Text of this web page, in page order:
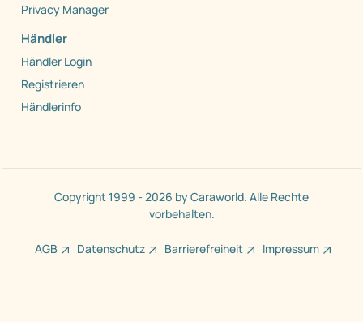
Privacy Manager
Händler
Händler Login
Registrieren
Händlerinfo
Copyright 1999 - 2026 by Caraworld. Alle Rechte
vorbehalten.
AGB Datenschutz Barrierefreiheit Impressum